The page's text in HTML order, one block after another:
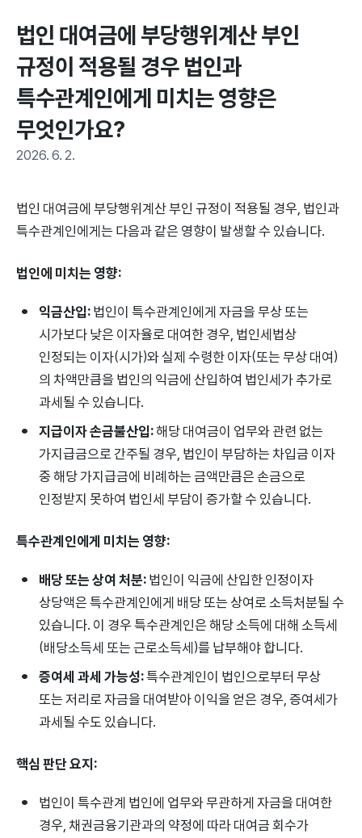
법인 대여금에 부당행위계산 부인
규정이 적용될 경우 법인과
특수관계인에게 미치는 영향은
무엇인가요?
2026. 6. 2.
법인 대여금에 부당행위계산 부인 규정이 적용될 경우, 법인과
특수관계인에게는 다음과 같은 영향이 발생할 수 있습니다.
법인에 미치는 영향:
익금산입:법인이 특수관계인에게 자금을 무상 또는
시가보다 낮은 이자율로 대여한 경우, 법인세법상
인정되는 이자(시가)와 실제 수령한 이자(또는 무상 대여)
의 차액만큼을 법인의 익금에 산입하여 법인세가 추가로
과세될 수 있습니다.
지급이자 손금불산입:해당 대여금이 업무와 관련 없는
가지급금으로 간주될 경우, 법인이 부담하는 차입금 이자
중 해당 가지급금에 비례하는 금액만큼은 손금으로
인정받지 못하여 법인세 부담이 증가할 수 있습니다.
특수관계인에게 미치는 영향:
배당 또는 상여 처분:법인이 익금에 산입한 인정이자
상당액은 특수관계인에게 배당 또는 상여로 소득처분될 수
있습니다. 이 경우 특수관계인은 해당 소득에 대해 소득세
(배당소득세 또는 근로소득세)를 납부해야 합니다.
증여세 과세 가능성:특수관계인이 법인으로부터 무상
또는 저리로 자금을 대여받아 이익을 얻은 경우, 증여세가
과세될 수도 있습니다.
핵심 판단 요지:
법인이 특수관계 법인에 업무와 무관하게 자금을 대여한
경우, 채권금융기관과의 약정에 따라 대여금 회수가